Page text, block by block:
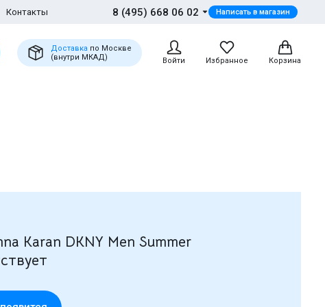
Контакты 8 (495) 668 06 02 Написать в магазин
Доставка по Москве
(внутри МКАД)
Войти Избранное Корзина
Karan DKNY Men Summer